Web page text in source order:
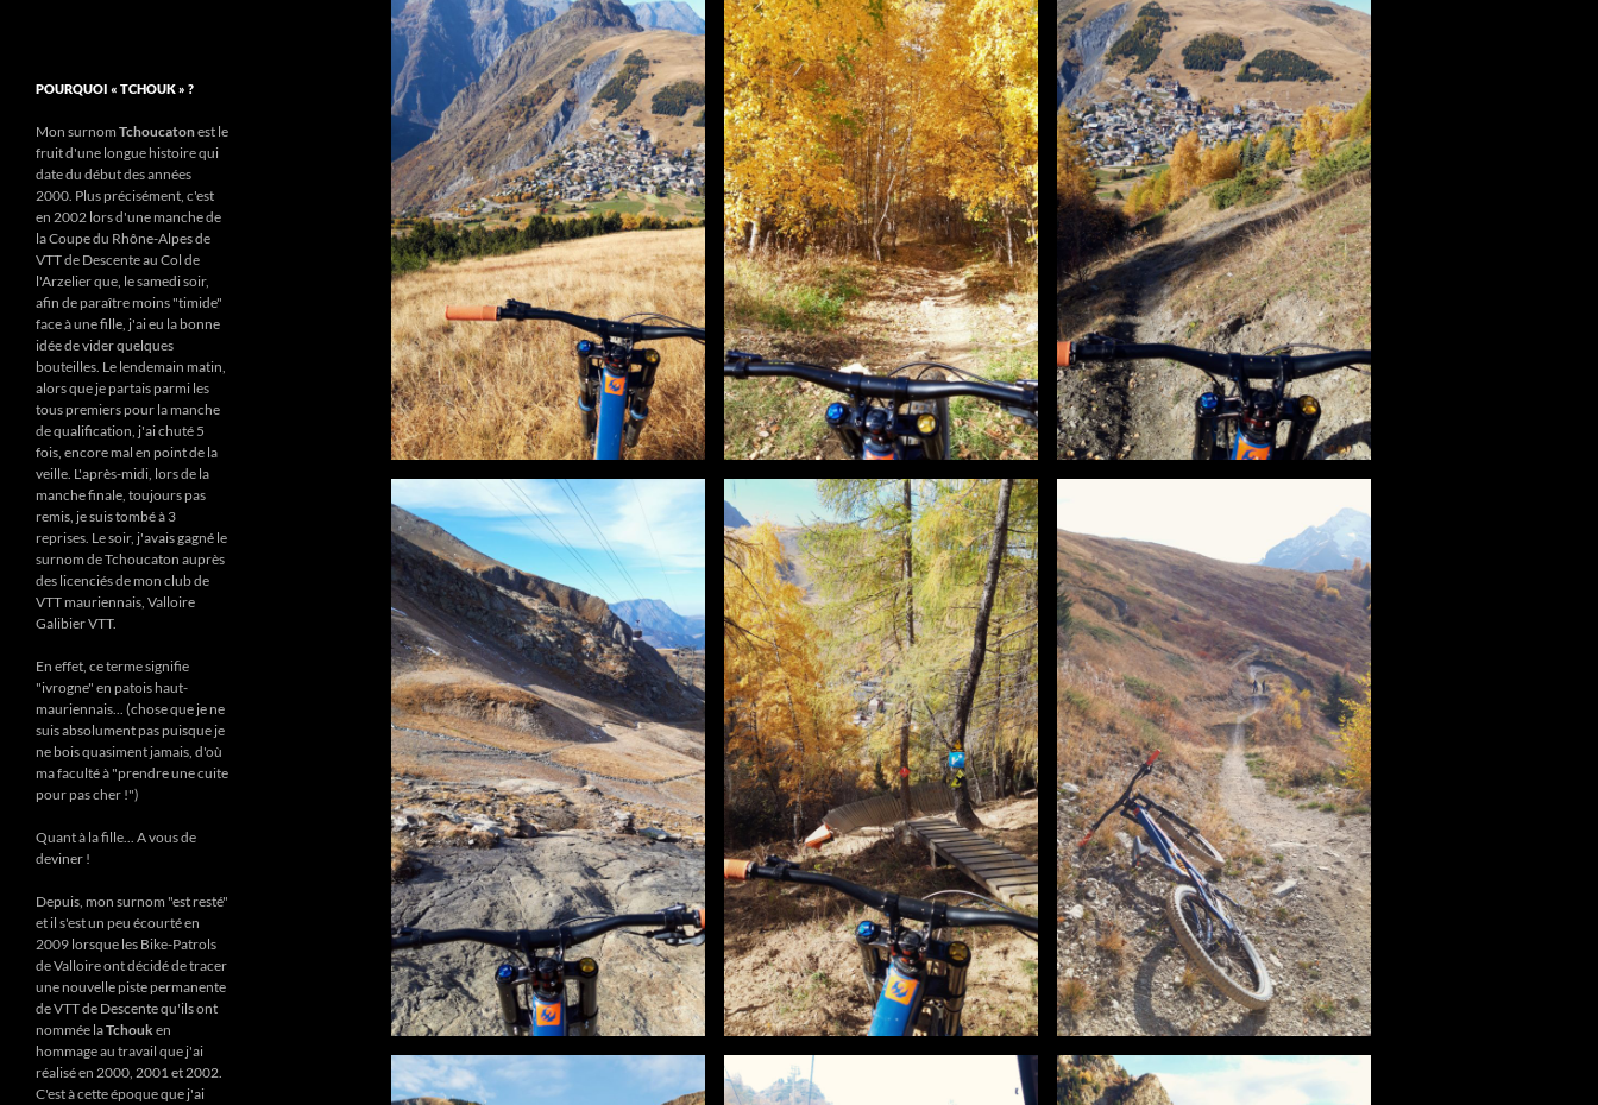
POURQUOI « TCHOUK » ?
Mon surnom Tchoucatonest le
fruit d'une longue histoire qui
date du début des années
2000. Plus précisément, c'est
en 2002 lors d'une manche de
la Coupe du Rhône-Alpes de
VTT de Descente au Col de
l'Arzelier que, le samedi soir,
afin de paraître moins "timide"
face à une fille, j'ai eu la bonne
idée de vider quelques
bouteilles. Le lendemain matin,
alors que je partais parmi les
tous premiers pour la manche
de qualification, j'ai chuté 5
fois, encore mal en point de la
veille. L'après-midi, lors de la
manche finale, toujours pas
remis, je suis tombé à 3
reprises. Le soir, j'avais gagné le
surnom de Tchoucaton auprès
des licenciés de mon club de
VTT mauriennais, Valloire
Galibier VTT.
En effet, ce terme signifie
"ivrogne" en patois haut-
mauriennais... (chose que je ne
suis absolument pas puisque je
ne bois quasiment jamais, d'où
ma faculté à "prendre une cuite
pour pas cher !")
Quant à la fille... A vous de
deviner !
Depuis, mon surnom "est resté"
et il s'est un peu écourté en
2009 lorsque les Bike-Patrols
de Valloire ont décidé de tracer
une nouvelle piste permanente
de VTT de Descente qu'ils ont
nommée laTchouken
hommage au travail que j'ai
réalisé en 2000, 2001 et 2002.
C'est à cette époque que j'ai